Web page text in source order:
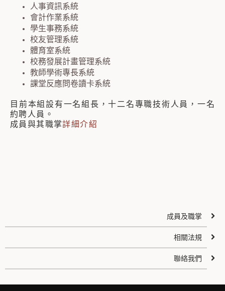
人事資訊系統
會計作業系統
學生事務系統
校友管理系統
體育室系統
校務發展計畫管理系統
教師學術專長系統
課堂反應問卷讀卡系統
目前本組設有一名組長，十二名專職技術人員，一名
約聘人員。
成員與其職掌詳細介紹
成員及職掌
相關法規
聯絡我們